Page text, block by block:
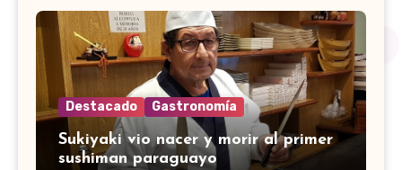
Destacado Gastronomía
Sukiyaki vio nacer y morir al primer
sushiman paraguayo